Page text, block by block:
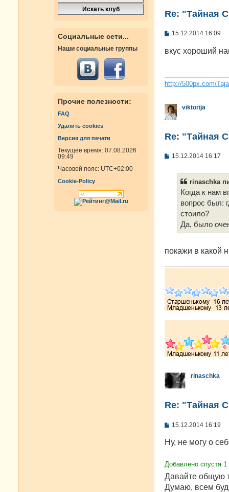
Социальные сети...
Наши социальные группы
Прочие полезности:
FAQ
Удалить cookies
Версия для печати
Текущее время: 07.08.2026
09:49
Часовой пояс: UTC+02:00
Cookie-Policy
Re: "Тайная
С
б
н
и
15.12.2014 16:09
вкус хороший
http://500px.com/
viktorija
Re: "Тайная
С15.12.2014 16:17
rinaschka
Когда к нам
вопрос был:
стоило?
Да, было
покажи в какой
rinaschka
Re: "Тайная
С
о
б
н
и
е
15.12.2014 16:19
Ну, не могу о
Добавлено спустя
Давайте общую
Думаю, всем